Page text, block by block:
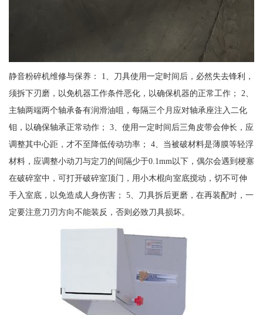
静音粉碎机维修与保养： 1、刀具使用一定时间后，必然失去锋利，
须拆下刃磨，以免机器工作条件恶化，以确保机器的正常工作； 2、
主轴两端两个轴承备有润滑油咀，每隔三个月应对轴承座注入二化
钼，以确保轴承正常动作； 3、使用一定时间后三角皮带会伸长，应
调整其中心距，才不至降低传动功率； 4、当被破材料是薄膜等轻浮
材料，应调整小动刀与定刀的间隔少于0.1mm以下，偶尔会遇到梗塞
在破碎室中，可打开破碎室顶门，用小木棍向室底搅动，切不可伸
手入室底，以免造成人身伤害； 5、刀具拆后更磨，在再装配时，一
定要注意刀刃方向不能装反，否则必致刀具损坏。